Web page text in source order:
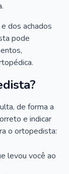
dos achados
pode
de forma a
e indicar
o ortopedista:
levou você ao